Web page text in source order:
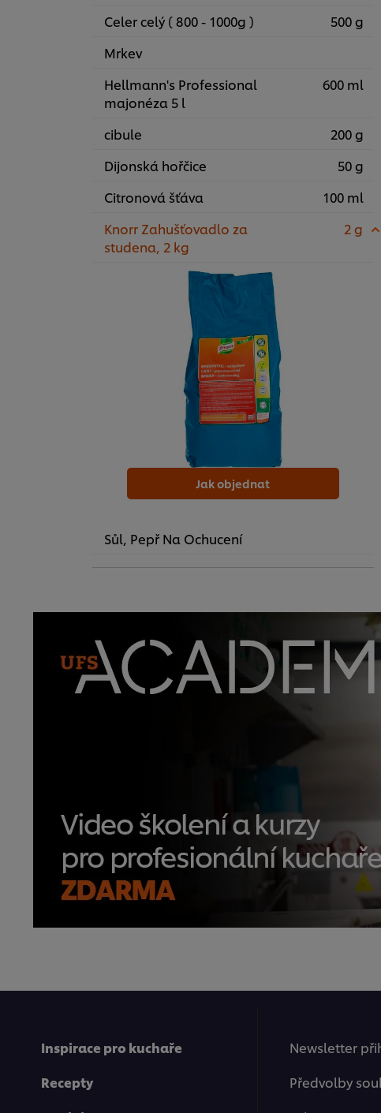
Celer celý ( 800 - 1000g )
500 g
Mrkev
Hellmann's Professional
majonéza 5 l
600 ml
cibule
200 g
Dijonská hořčice
50 g
Citronová šťáva
100 ml
Knorr Zahušťovadlo za
studena, 2 kg
2 g
Jak objednat
Sůl, Pepř Na Ochucení
Inspirace pro kuchaře
Recepty
Newsletter
Předvolby